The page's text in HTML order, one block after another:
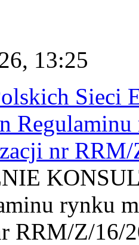
13:25
Sieci
nr
rynku
RRM/Z/16/